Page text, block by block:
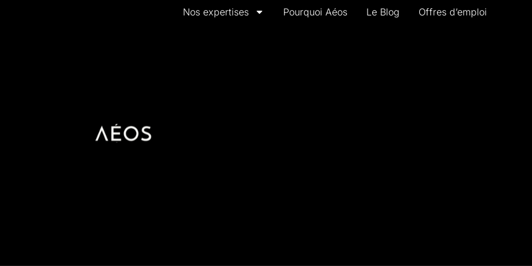
Nos expertises Pourquoi Aéos Le Blog Offres d’emploi